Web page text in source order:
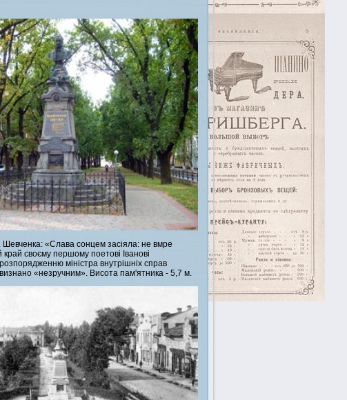
«Слава сонцем засіяла: не вмре
своєму першому поетові Іванові
міністра внутрішніх справ
визнано «незручним». Висота пам'ятника - 5,7 м.